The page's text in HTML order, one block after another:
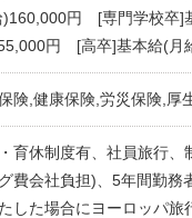
)160,000円 [専門学校卒]
円 [高卒]基本給(月
険,健康保険,労災保険,厚
育休制度有、社員旅行、
費会社負担)、5年間勤務
した場合にヨーロッパ旅